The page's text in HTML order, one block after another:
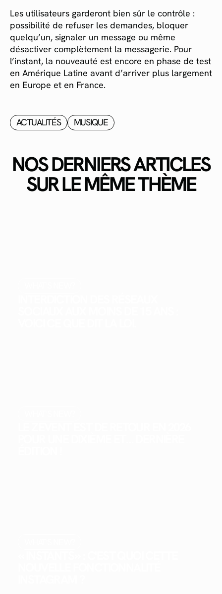
Les utilisateurs garderont bien sûr le contrôle :
possibilité de refuser les demandes, bloquer
quelqu’un, signaler un message ou même
désactiver complètement la messagerie. Pour
l’instant, la nouveauté est encore en phase de test
en Amérique Latine avant d’arriver plus largement
en Europe et en France.
ACTUALITÉS MUSIQUE
NOS DERNIERS ARTICLES
SUR LE MÊME THÈME